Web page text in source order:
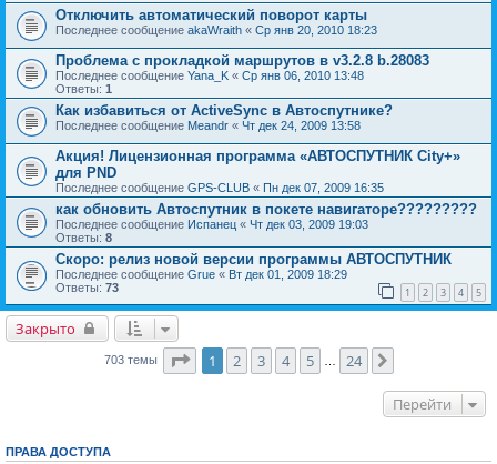
Отключить автоматический поворот карты
Последнее сообщение akaWraith « Ср янв 20, 2010 18:23
Проблема с прокладкой маршрутов в v3.2.8 b.28083
Последнее сообщение Yana_K « Ср янв 06, 2010 13:48
Ответы: 1
Как избавиться от ActiveSync в Автоспутнике?
Последнее сообщение Meandr « Чт дек 24, 2009 13:58
Акция! Лицензионная программа «АВТОСПУТНИК City+»
для PND
Последнее сообщение GPS-CLUB « Пн дек 07, 2009 16:35
как обновить Автоспутник в покете навигаторе?????????
Последнее сообщение Испанец « Чт дек 03, 2009 19:03
Ответы: 8
Скоро: релиз новой версии программы АВТОСПУТНИК
Последнее сообщение Grue « Вт дек 01, 2009 18:29
Ответы: 73 1 2 3 4 5
Закрыто
703 темы Страница1 из
1 2 3 4 5 24
Перейти
ПРАВА ДОСТУПА